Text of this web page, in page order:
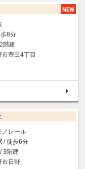
8分
階建
豊田4丁目
ノレール
/ 徒歩6分
3階建
市日野